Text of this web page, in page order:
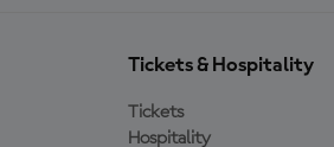
Tickets & Hospitality
Tickets
Hospitality